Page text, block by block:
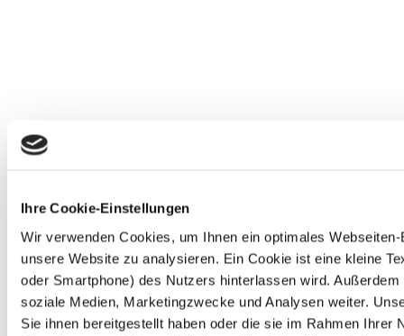
Ihre Cookie-Einstellungen
Wir verwenden Cookies, um Ihnen ein optimales
unsere Website zu analysieren. Ein Cookie ist eine kleine
oder Smartphone) des Nutzers hinterlassen wird.
soziale Medien, Marketingzwecke und Analysen weiter.
Sie ihnen bereitgestellt haben oder die sie im Rahmen